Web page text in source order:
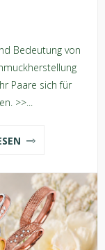
Bedeutung von
Paare sich für
>>...